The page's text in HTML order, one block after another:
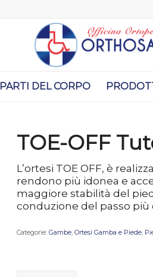
PARTI DEL CORPO
TOE-OFF
L’ortesi TOE OFF, è
rendono più idonea e
maggiore stabilità del
conduzione del passo più
Categorie: Gambe, Ortesi Gamba e Piede,